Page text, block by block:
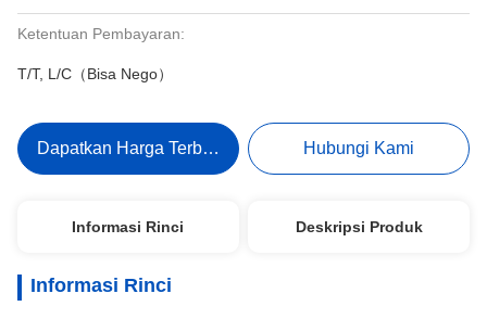
Ketentuan Pembayaran:
T/T, L/C（Bisa Nego）
Dapatkan Harga Terbaik Hubungi Kami
Informasi Rinci Deskripsi Produk
Informasi Rinci